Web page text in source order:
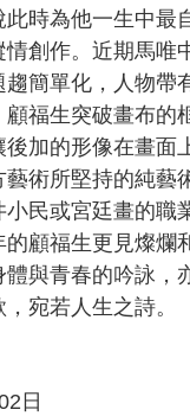
時為他一生中最
創作。近期馬唯
簡單化，人物帶
福生突破畫布的
加的形像在畫面
術所堅持的純藝
民或宮廷畫的職
顧福生更見燦爛
與青春的吟詠，
宛若人生之詩。
日